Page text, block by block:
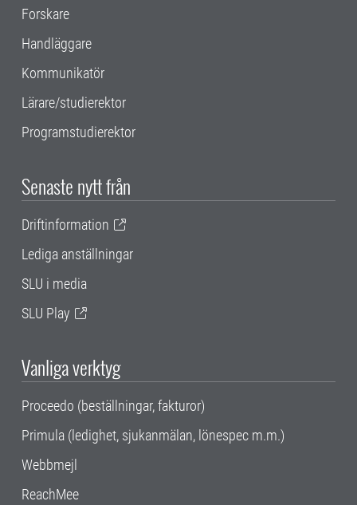
Forskare
Handläggare
Kommunikatör
Lärare/studierektor
Programstudierektor
Senaste nytt från
Driftinformation
Lediga anställningar
SLU i media
SLU Play
Vanliga verktyg
Proceedo (beställningar, fakturor)
Primula (ledighet, sjukanmälan, lönespec m.m.)
Webbmejl
ReachMee